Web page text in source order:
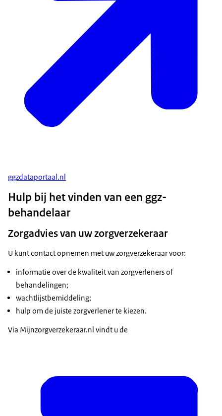
ggzdataportaal.nl
Hulp bij het vinden van een ggz-
behandelaar
Zorgadvies van uw zorgverzekeraar
U kunt contact opnemen met uw zorgverzekeraar voor:
informatie over de kwaliteit van zorgverleners of
behandelingen;
wachtlijstbemiddeling;
hulp om de juiste zorgverlener te kiezen.
Via Mijnzorgverzekeraar.nl vindt u de